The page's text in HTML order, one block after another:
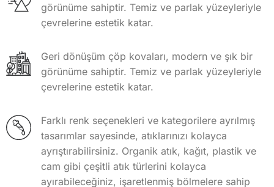
görünüme sahiptir. Temiz ve parlak yüzeyleriyle
çevrelerine estetik katar.
Geri dönüşüm çöp kovaları, modern ve şık bir
görünüme sahiptir. Temiz ve parlak yüzeyleriyle
çevrelerine estetik katar.
Farklı renk seçenekleri ve kategorilere ayrılmış
tasarımlar sayesinde, atıklarınızı kolayca
ayrıştırabilirsiniz. Organik atık, kağıt, plastik ve
cam gibi çeşitli atık türlerini kolayca
ayırabileceğiniz, işaretlenmiş bölmelere sahip